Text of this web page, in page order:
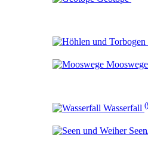
Mooswege
Wasserfall